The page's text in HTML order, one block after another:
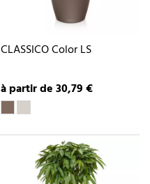
CLASSICO Color LS
à partir de 30,79 €